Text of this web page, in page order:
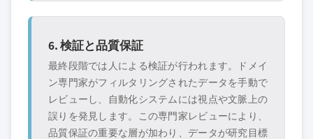
6. 検証と品質保証
最終段階では人による検証が行われます。ドメイ
ン専門家がフィルタリングされたデータを手動で
レビューし、自動化システムには視点や文脈上の
誤りを発見します。この専門家レビューにより、
品質保証の重要な層が加わり、データが研究目標